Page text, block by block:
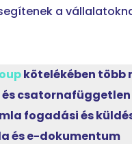
a
kötelékében több
csatornafüggetlen
fogadási és
és e-dokumentum